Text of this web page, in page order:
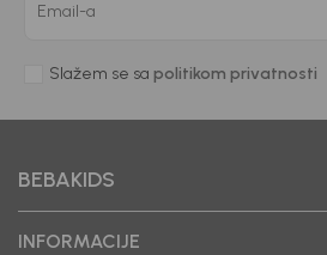
Email-a
Slažem se sa politikom privatnosti
BEBAKIDS
INFORMACIJE